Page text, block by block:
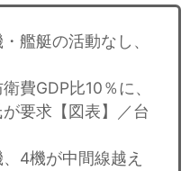
艦艇の活動なし、
費GDP比10％に、
要求【図表】／台
4機が中間線越え